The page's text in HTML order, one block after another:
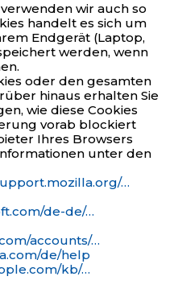
wir auch so
handelt es sich um
Endgerät (Laptop,
werden, wenn
oder den gesamten
hinaus erhalten Sie
wie diese Cookies
vorab blockiert
Ihres Browsers
unter den
…
de-de/…
accounts/…
de/help
kb/…